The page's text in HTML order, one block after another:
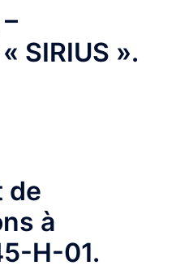
SIRIUS ».
de
à
H-01.